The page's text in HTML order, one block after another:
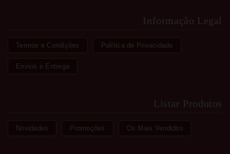
Informação Legal
Termos e Condições Política de Privacidade
Envios e Entrega
Listar Produtos
Novidades Promoções Os Mais Vendidos